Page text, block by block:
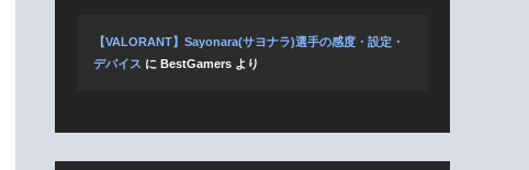
【VALORANT】Sayonara(サヨナラ)選手の感度・設定・
デバイス に BestGamers より